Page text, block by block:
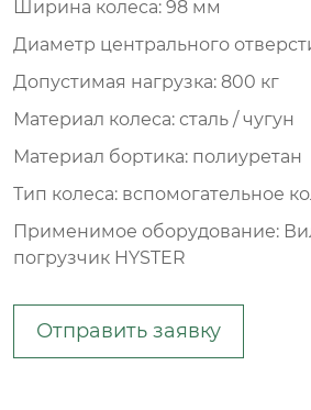
Ширина колеса: 98 мм
Диаметр центрального
Допустимая нагрузка: 800 кг
Материал колеса: сталь / чугун
Материал бортика: полиуретан
Тип колеса: вспомогательное
Применимое оборудование:
погрузчик HYSTER
Отправить заявку